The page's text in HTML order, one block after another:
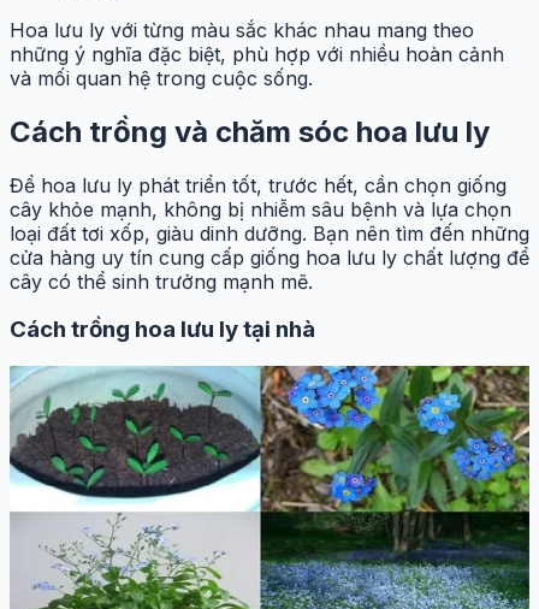
Hoa lưu ly với từng màu sắc khác nhau mang theo
những ý nghĩa đặc biệt, phù hợp với nhiều hoàn cảnh
và mối quan hệ trong cuộc sống.
Cách trồng và chăm sóc hoa lưu ly
Để hoa lưu ly phát triển tốt, trước hết, cần chọn giống
cây khỏe mạnh, không bị nhiễm sâu bệnh và lựa chọn
loại đất tơi xốp, giàu dinh dưỡng. Bạn nên tìm đến những
cửa hàng uy tín cung cấp giống hoa lưu ly chất lượng để
cây có thể sinh trưởng mạnh mẽ.
Cách trồng hoa lưu ly tại nhà